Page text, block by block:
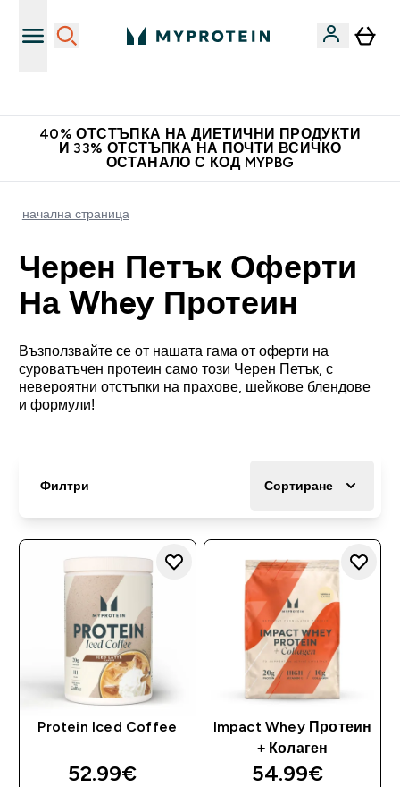
40% ОТСТЪПКА НА ДИЕТИЧНИ ПРОДУКТИ
И 33% ОТСТЪПКА НА ПОЧТИ ВСИЧКО
ОСТАНАЛО С КОД MYPBG
начална страница
Черен Петък Оферти
На Whey Протеин
Възползвайте се от нашата гама от оферти на
суроватъчен протеин само този Черен Петък, с
невероятни отстъпки на прахове, шейкове блендове
и формули!
Филтри Сортиране
Protein Iced Coffee
52.99€‎
Impact Whey Протеин
+ Колаген
54.99€‎